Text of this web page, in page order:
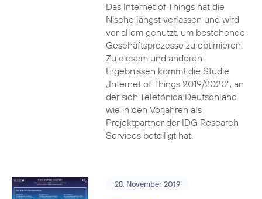
Das Internet of Things hat die
Nische längst verlassen und wird
vor allem genutzt, um bestehende
Geschäftsprozesse zu optimieren:
Zu diesem und anderen
Ergebnissen kommt die Studie
„Internet of Things 2019/2020“, an
der sich Telefónica Deutschland
wie in den Vorjahren als
Projektpartner der IDG Research
Services beteiligt hat.
28. November 2019